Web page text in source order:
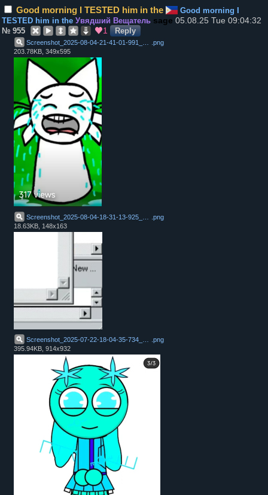
Good morning I TESTED him in the
Good morning I
TESTED him in the Увядший Вещатель 05.08.25 Tue 09:04:32
№ 955 1 Reply
png
203.78KB, 349x595
png
18.63KB, 148x163
png
395.94KB, 914x932